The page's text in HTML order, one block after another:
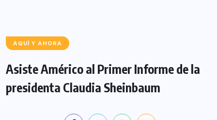
AQUÍ Y AHORA
Asiste Américo al Primer Informe de la
presidenta Claudia Sheinbaum